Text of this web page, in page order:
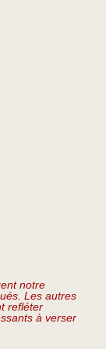
notre
Les autres
refléter
à verser